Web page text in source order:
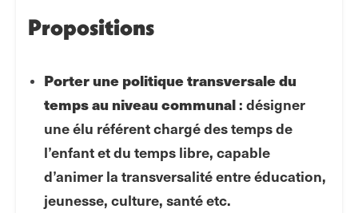
Propositions
Porter une politique transversale du
temps au niveau communal : désigner
une élu référent chargé des temps de
l’enfant et du temps libre, capable
d’animer la transversalité entre éducation,
jeunesse, culture, santé etc.